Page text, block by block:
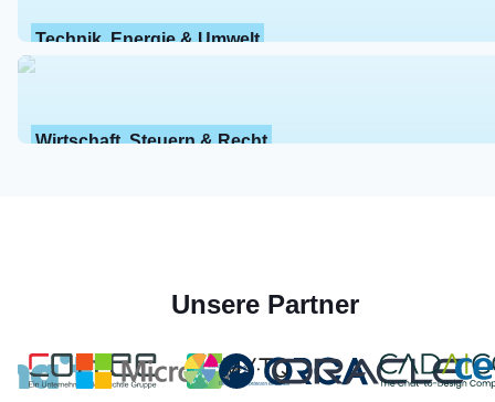
Technik, Energie & Umwelt
Wirtschaft, Steuern & Recht
Unsere Partner